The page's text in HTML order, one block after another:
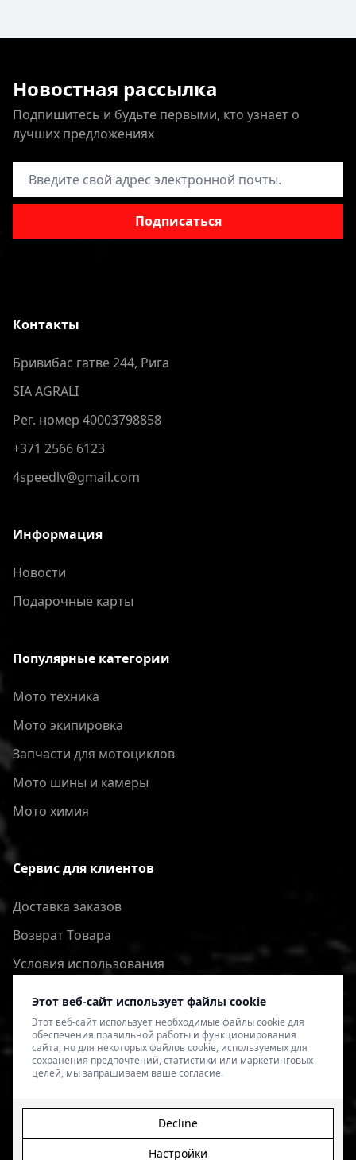
Этот веб-сайт использует файлы cookie
Этот веб-сайт использует необходимые файлы cookie для
обеспечения правильной работы и функционирования
сайта, но для некоторых файлов cookie, используемых для
сохранения предпочтений, статистики или маркетинговых
целей, мы запрашиваем ваше согласие.
Настройки
Decline
Новостная рассылка
Подпишитесь и будьте первыми, кто узнает о
лучших предложениях
Адрес электронной почты
Подписаться
Контакты
Бривибас гатве 244, Рига
SIA AGRALI
Рег. номер 40003798858
+371 2566 6123
4speedlv@gmail.com
Информация
Новости
Подарочные карты
Популярные категории
Мото техника
Мото экипировка
Запчасти для мотоциклов
Мото шины и камеры
Мото химия
Сервис для клиентов
Доставка заказов
Bозврат Tовара
Условия использования
Политика конфиденциальности
© 2026 4SPEED.LV. Visas tiesības aizsargātas.